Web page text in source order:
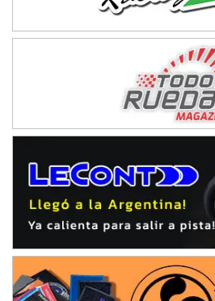
Ciudad de Trenque Lauquen (Asfalto)
ENTRERRIANO - F6 (POSTERGADA)
Parque de la Velocidad (Asfalto)
Victoria (Entre Ríos)
PATAGONICO - F6
Gral. E. Godoy (Río Negro)
Juventud Unida (Tierra)
Humboldt (Santa Fe)